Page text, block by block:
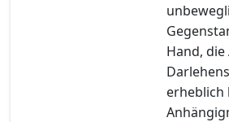
Hand,
erheblich